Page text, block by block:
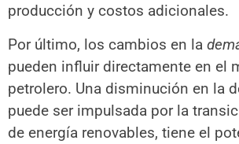
producción y costos adicionales.
Por último, los cambios en la
pueden influir directamente en el
petrolero. Una disminución en la
puede ser impulsada por la
de energía renovables, tiene el